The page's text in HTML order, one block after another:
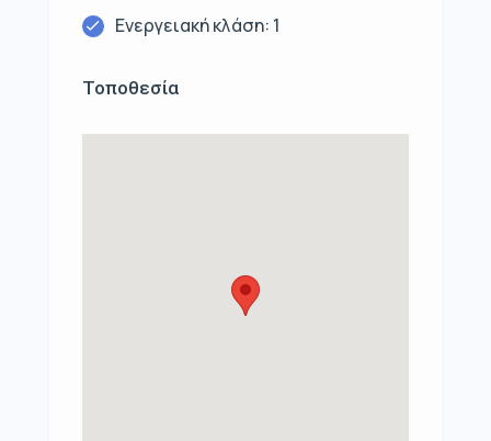
Ενεργειακή κλάση: 1
Τοποθεσία